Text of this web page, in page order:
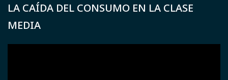
LA CAÍDA DEL CONSUMO EN LA CLASE
MEDIA